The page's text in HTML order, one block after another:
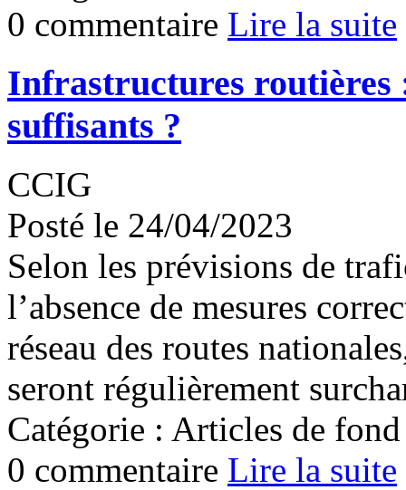
0 commentaire Lire la suite
Infrastructures routières
suffisants ?
CCIG
Posté le 24/04/2023
Selon les prévisions de
l’absence de mesures
réseau des routes
seront régulièrement
Catégorie : Articles de fond
0 commentaire Lire la suite